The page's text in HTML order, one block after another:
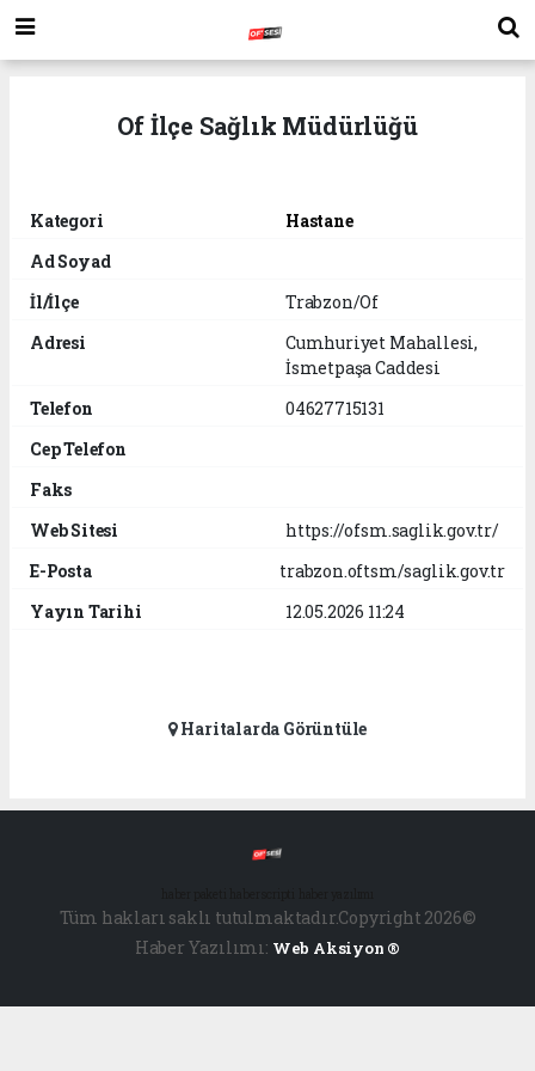
Of İlçe Sağlık Müdürlüğü
Kategori
Hastane
Ad Soyad
İl/İlçe
Trabzon/Of
Adresi
Cumhuriyet Mahallesi,
İsmetpaşa Caddesi
Telefon
04627715131
Cep Telefon
Faks
Web Sitesi
https://ofsm.saglik.gov.tr/
E-Posta
trabzon.oftsm/saglik.gov.tr
Yayın Tarihi
12.05.2026 11:24
Haritalarda Görüntüle
Tüm hakları saklı tutulmaktadır.Copyright 2026©
Haber Yazılımı: Web Aksiyon ®